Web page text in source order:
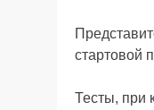
стартовой
Тесты, при